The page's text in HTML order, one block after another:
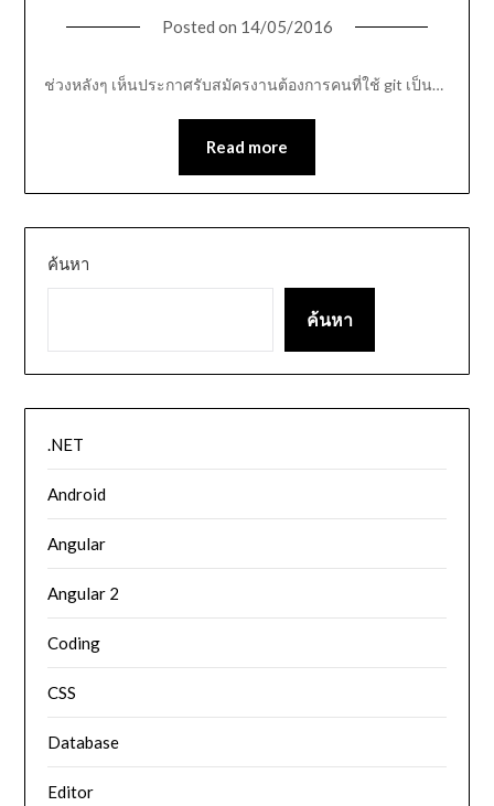
Posted on 14/05/2016
ช่วงหลังๆ เห็นประกาศรับสมัครงานต้องการคนที่ใช้ git เป็น…
Read more
ค้นหา
ค้นหา
.NET
Android
Angular
Angular 2
Coding
CSS
Database
Editor